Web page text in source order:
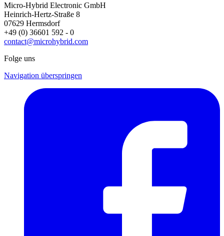
Micro-Hybrid Electronic GmbH
Heinrich-Hertz-Straße 8
07629 Hermsdorf
+49 (0) 36601 592 - 0
contact@microhybrid.com
Folge uns
Navigation überspringen